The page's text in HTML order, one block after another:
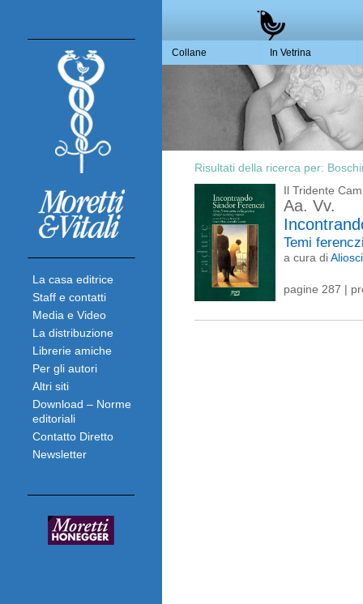
La casa editrice
Staff e contatti
Media e Video
La distribuzione
Librerie amiche
Per gli autori
Altri siti
Download – Norme
editoriali
Contatto Diretto
Newsletter
Collane In Vetrina
Risultati della ricerca per:
Il Tridente
Aa. Vv.
Temi
a cura di
pagine 287 |